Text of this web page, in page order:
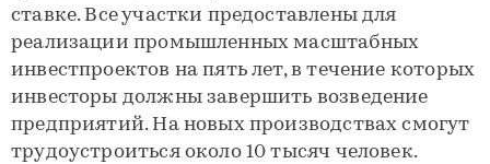
ставке. Все участки предоставлены для
реализации промышленных масштабных
инвестпроектов на пять лет, в течение которых
инвесторы должны завершить возведение
предприятий. На новых производствах смогут
трудоустроиться около 10 тысяч человек.